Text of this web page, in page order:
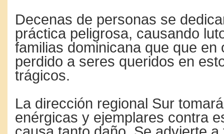
Decenas de personas se
práctica peligrosa, causando
familias dominicana que que en
perdido a seres queridos en
trágicos.
La dirección regional Sur
enérgicas y ejemplares contra